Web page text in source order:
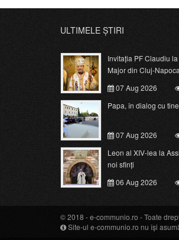
ULTIMELE ȘTIRI
Invitația PF Claudiu
Major din Cluj-Napoca
07 Aug 2026
Papa, în dialog cu
07 Aug 2026
Leon al XIV-lea la
noi sfinți
06 Aug 2026
© 2018 -e-communio.ro - Toate
Site-ul e-communio.ro nu își